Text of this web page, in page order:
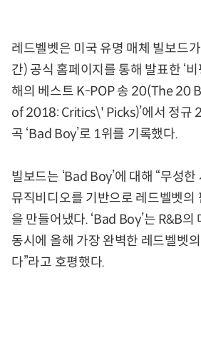
레드벨벳은 미국 유명 매체 빌보드
간) 공식 홈페이지를 통해 발표한 ‘
해의 베스트 K-POP 송 20(The 20
of 2018: Critics\' Picks)’에서 정규
곡 ‘Bad Boy’로 1위를 기록했다.
빌보드는 ‘Bad Boy’에 대해 “무성
뮤직비디오를 기반으로 레드벨벳의
을 만들어냈다. ‘Bad Boy’는 R&B
동시에 올해 가장 완벽한 레드벨벳
다”라고 호평했다.